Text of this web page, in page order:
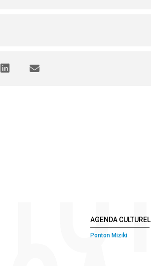
AGENDA CULTUREL
Ponton Miziki